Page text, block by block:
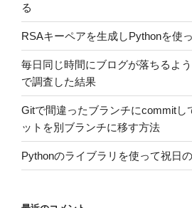
る
RSAキーペアを生成しPythonを使
毎日同じ時間にブログが落ちるよ
で調査した結果
Gitで間違ったブランチにcommitし
ットを別ブランチに移す方法
Pythonのライブラリを使って祝日